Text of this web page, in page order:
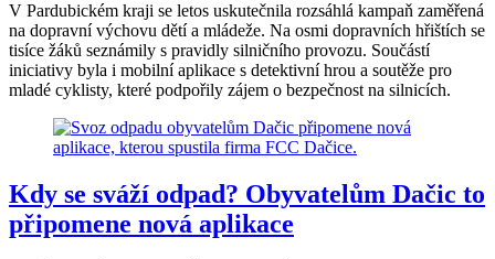
V Pardubickém kraji se letos uskutečnila rozsáhlá kampaň zaměřená
na dopravní výchovu dětí a mládeže. Na osmi dopravních hřištích se
tisíce žáků seznámily s pravidly silničního provozu. Součástí
iniciativy byla i mobilní aplikace s detektivní hrou a soutěže pro
mladé cyklisty, které podpořily zájem o bezpečnost na silnicích.
Kdy se sváží odpad? Obyvatelům Dačic to
připomene nová aplikace